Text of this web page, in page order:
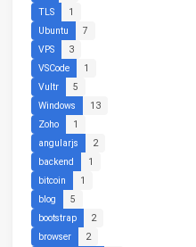
TLS
1
Ubuntu
7
VPS
3
VSCode
1
Vultr
5
Windows
13
Zoho
1
angularjs
2
backend
1
bitcoin
1
blog
5
bootstrap
2
browser
2